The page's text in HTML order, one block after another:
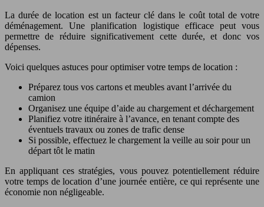
La durée de location est un facteur clé dans le coût total de votre
déménagement. Une planification logistique efficace peut vous
permettre de réduire significativement cette durée, et donc vos
dépenses.
Voici quelques astuces pour optimiser votre temps de location :
Préparez tous vos cartons et meubles avant l’arrivée du
camion
Organisez une équipe d’aide au chargement et déchargement
Planifiez votre itinéraire à l’avance, en tenant compte des
éventuels travaux ou zones de trafic dense
Si possible, effectuez le chargement la veille au soir pour un
départ tôt le matin
En appliquant ces stratégies, vous pouvez potentiellement réduire
votre temps de location d’une journée entière, ce qui représente une
économie non négligeable.